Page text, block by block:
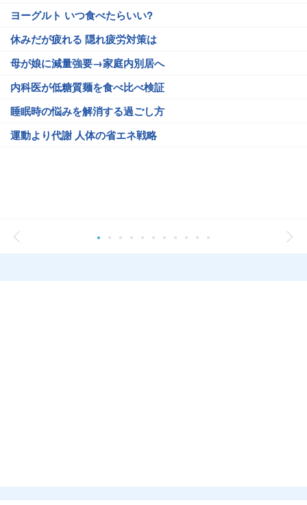
ヨーグルト いつ食べたらいい?
休みだが疲れる 隠れ疲労対策は
母が娘に減量強要→家庭内別居へ
内科医が低糖質麺を食べ比べ検証
睡眠時の悩みを解消する過ごし方
運動より代謝 人体の省エネ戦略